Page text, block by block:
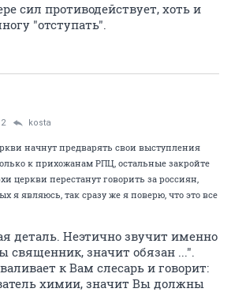
сил противодействует, хоть и
"отступать".
kosta
начнут предварять свои выступления
к прихожанам РПЦ, остальные закройте
церкви перестанут говорить за россиян,
я являюсь, так сразу же я поверю, что это все
деталь. Неэтично звучит именно
священник, значит обязан ...".
к Вам слесарь и говорит:
химии, значит Вы должны